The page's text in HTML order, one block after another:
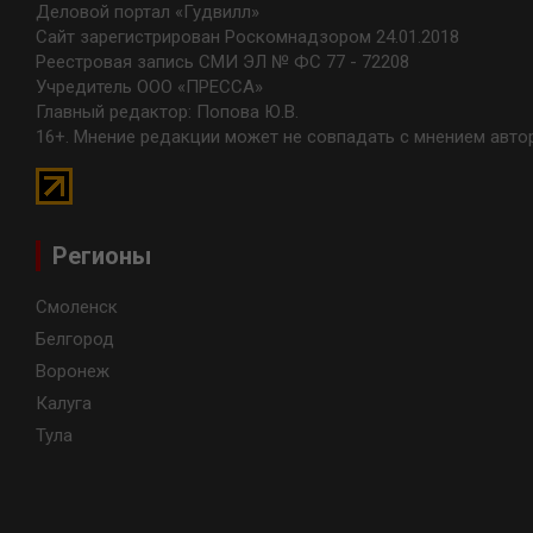
Деловой портал «Гудвилл»
Сайт зарегистрирован Роскомнадзором 24.01.2018
Реестровая запись СМИ ЭЛ № ФС 77 - 72208
Учредитель ООО «ПРЕССА»
Главный редактор: Попова Ю.В.
16+. Мнение редакции может не совпадать с мнением
Регионы
Смоленск
Белгород
Воронеж
Калуга
Тула